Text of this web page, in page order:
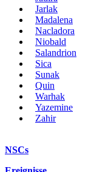
Jarlak
Madalena
Nacladora
Niobald
Salandrion
Sica
Sunak
Quin
Warhak
Yazemine
Zahir
NSCs